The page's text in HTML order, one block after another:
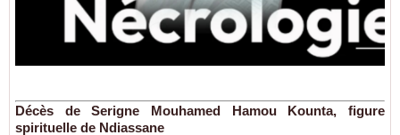
Décès de Serigne Mouhamed Hamou Kounta, figure
spirituelle de Ndiassane